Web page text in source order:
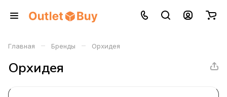
Главная – Бренды – Орхидея
Орхидея